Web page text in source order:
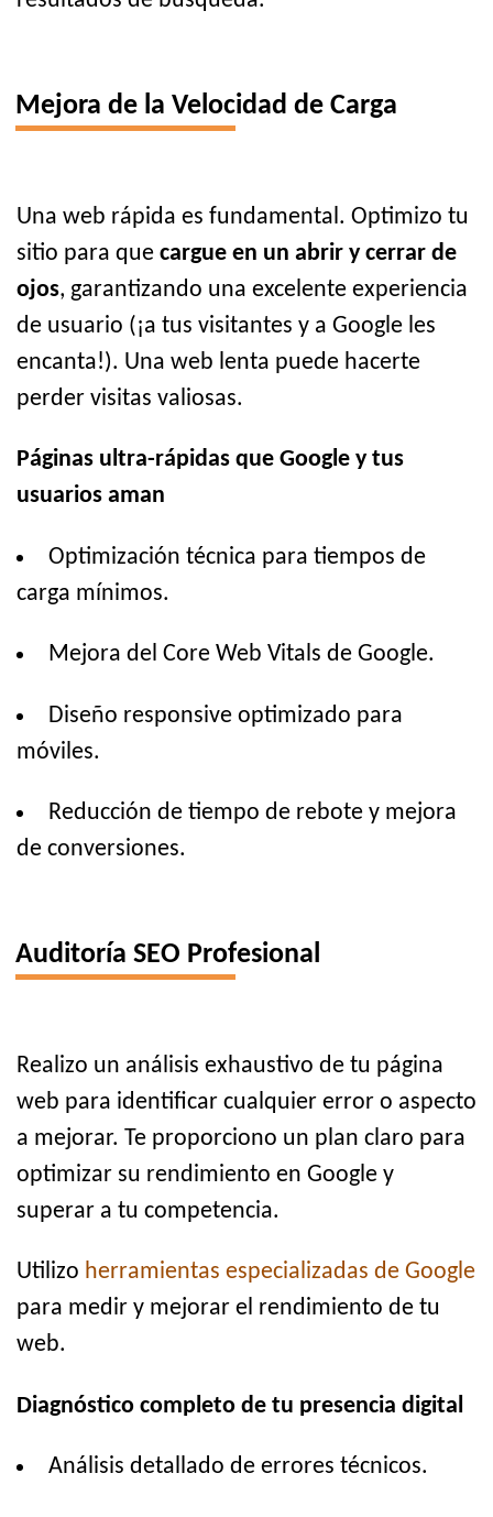
Mejora de la Velocidad de Carga
Una web rápida es fundamental. Optimizo tu
sitio para que cargue en un abrir y cerrar de
ojos, garantizando una excelente experiencia
de usuario (¡a tus visitantes y a Google les
encanta!). Una web lenta puede hacerte
perder visitas valiosas.
Páginas ultra-rápidas que Google y tus
usuarios aman
Optimización técnica para tiempos de
carga mínimos.
Mejora del Core Web Vitals de Google.
Diseño responsive optimizado para
móviles.
Reducción de tiempo de rebote y mejora
de conversiones.
Auditoría SEO Profesional
Realizo un análisis exhaustivo de tu página
web para identificar cualquier error o aspecto
a mejorar. Te proporciono un plan claro para
optimizar su rendimiento en Google y
superar a tu competencia.
Utilizo herramientas especializadas de Google
para medir y mejorar el rendimiento de tu
web.
Diagnóstico completo de tu presencia digital
Análisis detallado de errores técnicos.